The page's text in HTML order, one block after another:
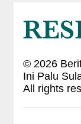
© 2026
Ini Palu
All rights